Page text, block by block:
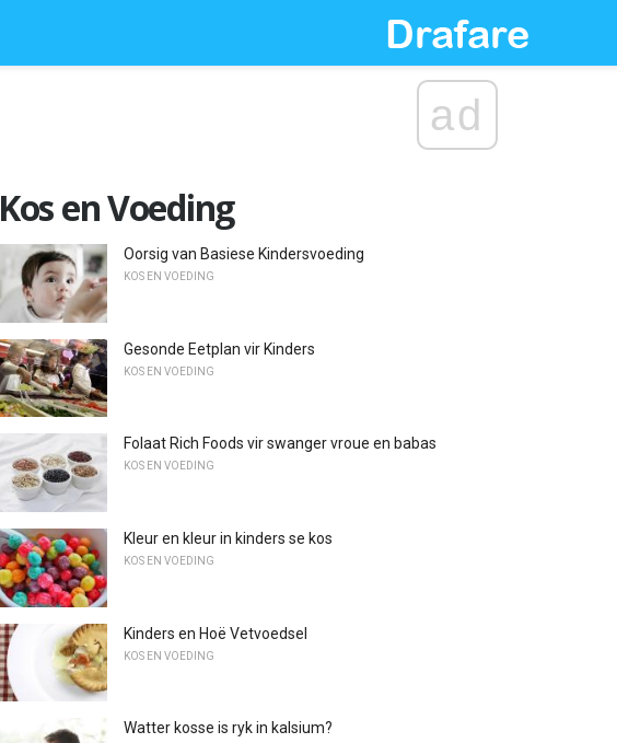
ad
Kos en Voeding
Oorsig van Basiese Kindersvoeding
KOS EN VOEDING
Gesonde Eetplan vir Kinders
KOS EN VOEDING
Folaat Rich Foods vir swanger vroue en babas
KOS EN VOEDING
Kleur en kleur in kinders se kos
KOS EN VOEDING
Kinders en Hoë Vetvoedsel
KOS EN VOEDING
Watter kosse is ryk in kalsium?